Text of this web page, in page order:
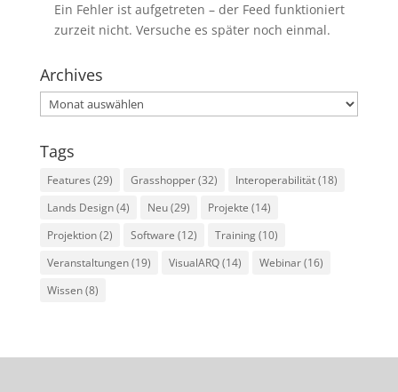
Ein Fehler ist aufgetreten – der Feed funktioniert
zurzeit nicht. Versuche es später noch einmal.
Archives
Archives
Tags
Features (29) Grasshopper(32) Interoperabilität(18)
Lands Design(4) Neu(29) Projekte (14)
Projektion(2) Software (12) Training(10)
Veranstaltungen(19) VisualARQ(14) Webinar(16)
Wissen(8)